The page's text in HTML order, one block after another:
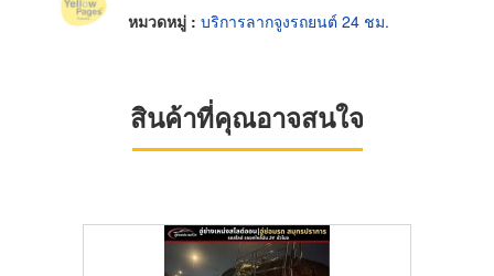
หมวดหมู่ : บริการลากจูงรถยนต์ 24 ชม.
สินค้าที่คุณอาจสนใจ